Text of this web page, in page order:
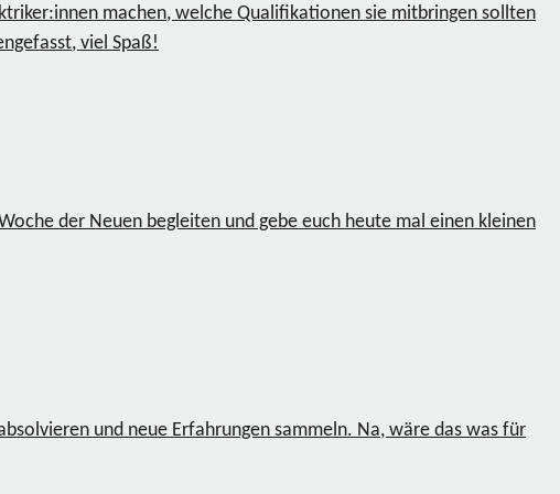
machen, welche Qualifikationen sie mitbringen sollten
viel Spaß!
der Neuen begleiten und gebe euch heute mal einen kleinen
und neue Erfahrungen sammeln. Na, wäre das was für